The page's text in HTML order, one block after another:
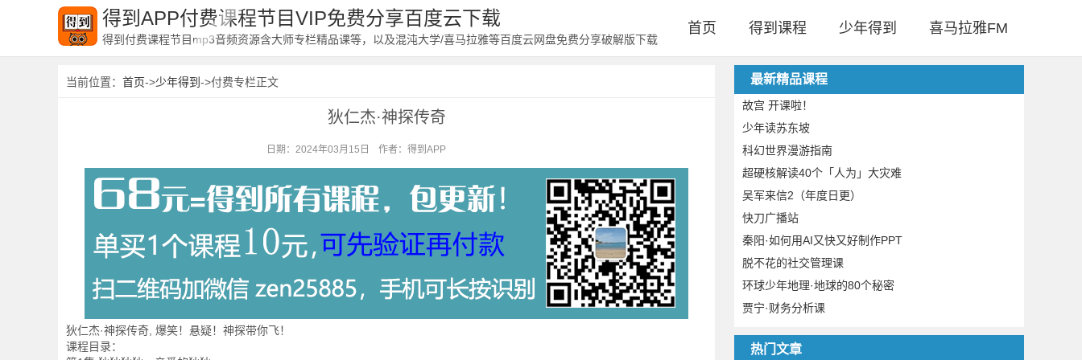
得到APP付费课程节目VIP免费分享百度云下载
得到付费课程节目mp3音频资源含大师专栏精品课等，以及混沌大学/喜马拉雅等百度云网盘免费分享破解版下载
首页 得到课程 少年得到 喜马拉雅FM
当前位置： 首页->少年得到 ->付费专栏正文
狄仁杰·神探传奇
日期：2024年03月15日 作者：得到APP
狄仁杰·神探传奇, 爆笑！悬疑！神探带你飞！
课程目录：
最新精品课程
故宫 开课啦！
少年读苏东坡
科幻世界漫游指南
超硬核解读40个「人为」大灾难
吴军来信2（年度日更）
快刀广播站
秦阳·如何用AI又快又好制作PPT
脱不花的社交管理课
环球少年地理·地球的80个秘密
贾宁·财务分析课
热门文章